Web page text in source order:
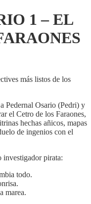
1 – EL
más listos de los
Pedernal Osario (Pedri) y
el Cetro de los Faraones,
hechas añicos, mapas
de ingenios con el
investigador pirata:
todo.
marea.